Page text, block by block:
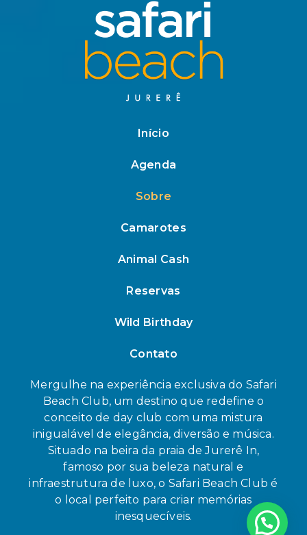
Início
Agenda
Sobre
Camarotes
Animal Cash
Reservas
Wild Birthday
Contato
Mergulhe na experiência exclusiva do Safari
Beach Club, um destino que redefine o
conceito de day club com uma mistura
inigualável de elegância, diversão e música.
Situado na beira da praia de Jurerê In,
famoso por sua beleza natural e
infraestrutura de luxo, o Safari Beach Club é
o local perfeito para criar memórias
inesquecíveis.